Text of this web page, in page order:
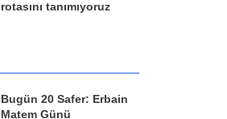
rotasını tanımıyoruz
Bugün 20 Safer: Erbain
Matem Günü